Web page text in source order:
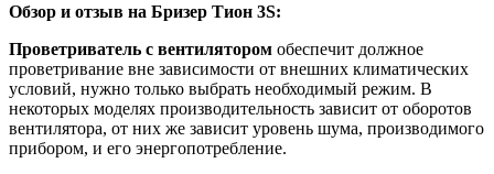
Обзор и отзыв на Бризер Тион 3S:
Проветриватель с вентилятором обеспечит должное
проветривание вне зависимости от внешних климатических
условий, нужно только выбрать необходимый режим. В
некоторых моделях производительность зависит от оборотов
вентилятора, от них же зависит уровень шума, производимого
прибором, и его энергопотребление.